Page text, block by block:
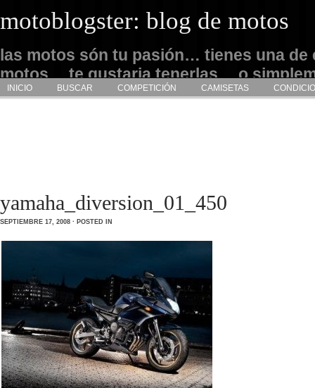
motoblogster: blog de motos
las motos són tu pasión… tienes una de
motos… te gustaria tenerlas… o
admirarlas… este es tu sitio
INICIO BUSCAR COMPETICIÓN CAMISETAS
yamaha_diversion_01_450
SEPTIEMBRE 17, 2008 · POSTED IN